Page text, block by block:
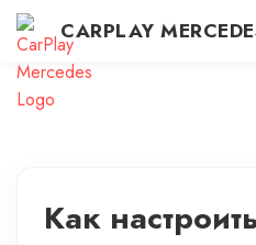
CARPLAY
Как